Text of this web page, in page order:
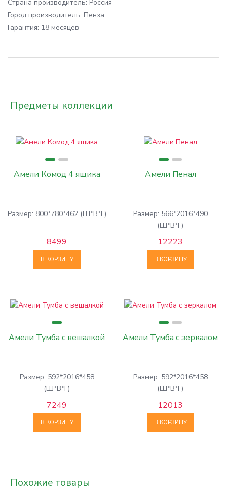
Cтрана производитель: Россия
Город производитель: Пенза
Гарантия: 18 месяцев
Предметы коллекции
Амели Комод 4 ящика
Размер: 800*780*462 (Ш*В*Г)
8499
В КОРЗИНУ
Амели Пенал
Размер: 566*2016*490
(Ш*В*Г)
12223
В КОРЗИНУ
Амели Тумба с вешалкой
Размер: 592*2016*458
(Ш*В*Г)
7249
В КОРЗИНУ
Амели Тумба с зеркалом
Размер: 592*2016*458
(Ш*В*Г)
12013
В КОРЗИНУ
Похожие товары